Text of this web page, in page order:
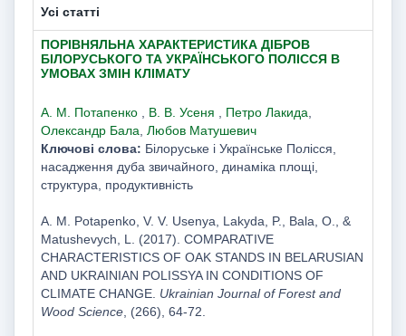
Усі статті
ПОРІВНЯЛЬНА ХАРАКТЕРИСТИКА ДІБРОВ
БІЛОРУСЬКОГО ТА УКРАЇНСЬКОГО ПОЛІССЯ В
УМОВАХ ЗМІН КЛІМАТУ
А. М. Потапенко В. В. Усеня Петро Лакида
Олександр Бала Любов Матушевич
Ключові слова: Білоруське і Українське Полісся,
насадження дуба звичайного, динаміка площі,
структура, продуктивність
A. M. Potapenko, V. V. Usenya, Lakyda, P., Bala, О., &
Matushevych, L. (2017). COMPARATIVE
CHARACTERISTICS OF OAK STANDS IN BELARUSIAN
AND UKRAINIAN POLISSYA IN CONDITIONS OF
CLIMATE CHANGE. Ukrainian Journal of Forest and
Wood Science, (266), 64-72.